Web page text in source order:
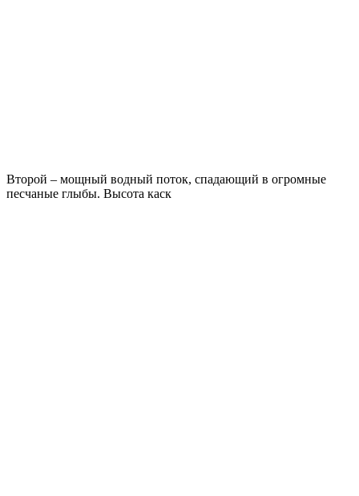
Второй – мощный водный поток, спадающий в огромные
песчаные глыбы. Высота каск